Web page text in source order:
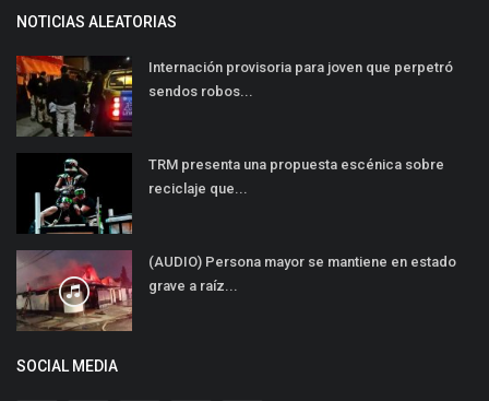
NOTICIAS ALEATORIAS
Internación provisoria para joven que perpetró
sendos robos...
TRM presenta una propuesta escénica sobre
reciclaje que...
(AUDIO) Persona mayor se mantiene en estado
grave a raíz...
SOCIAL MEDIA